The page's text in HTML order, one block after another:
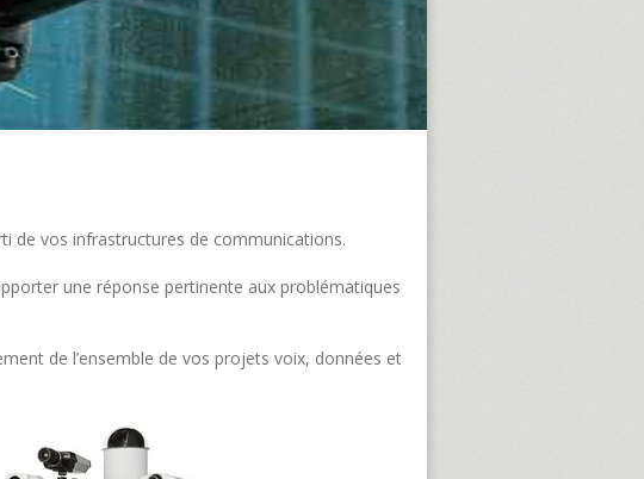
de vos infrastructures de communications.
une réponse pertinente aux problématiques
de l’ensemble de vos projets voix, données et